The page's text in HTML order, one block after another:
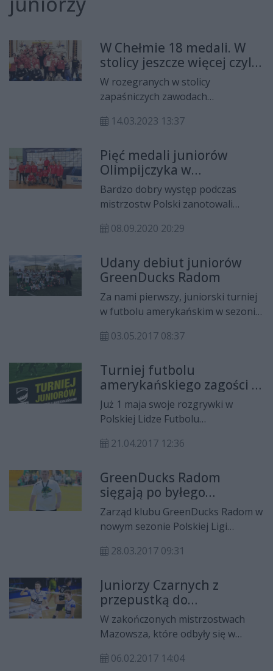
W Chełmie 18 medali. W
stolicy jeszcze więcej czyli
trwa seria zapaśników
Olimpijczyka Radom
W rozegranych w stolicy
zapaśniczych zawodach
bardzo dobrze zaprezentowali się
Radomianie łącznie zdobyli aż 28
medali!
14.03.2023 13:37
Pięć medali juniorów
Olimpijczyka w
mistrzostwach Polski
Bardzo dobry występ podczas
mistrzostw Polski zanotowali
Radom. W Raciborzu wystartowało
medali.
08.09.2020 20:29
Udany debiut juniorów
GreenDucks Radom
Za nami pierwszy, juniorski turniej
w futbolu amerykańskim w sezonie
zadebiutował pierwszy raz w swojej
Radom. Podopieczni Krzysztofa
Gajewskiego na inaugurację
sezonu zaliczyli zwycięstwo oraz
porażkę.
03.05.2017 08:37
Turniej futbolu
amerykańskiego zagości w
Radomiu!
Już 1 maja swoje rozgrywki w
Polskiej Lidze Futbolu
juniorski zespół GreenDucks
historyczna chwila - podkreśla
zarząd klubu Zielonych Kaczorów.
21.04.2017 12:36
GreenDucks Radom
sięgają po byłego
szkoleniowca!
Zarząd klubu GreenDucks Radom w
nowym sezonie Polskiej Ligi
współpracę z byłym szkoleniowcem
Gajewskim. Trener w sezonie 2017
poprowadzi juniorów Zielonych
Kaczorów.
28.03.2017 09:31
Juniorzy Czarnych z
przepustką do
ćwierćfinału Pucharu
Polski!
W zakończonych mistrzostwach
Mazowsza, które odbyły się w
Radomskiego Centrum
06.02.2017 14:04